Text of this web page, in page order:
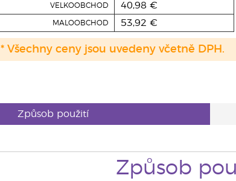
VELKOOBCHOD 40,98 €
MALOOBCHOD 53,92 €
* Všechny ceny jsou uvedeny včetně DPH.
Způsob použití
Způsob